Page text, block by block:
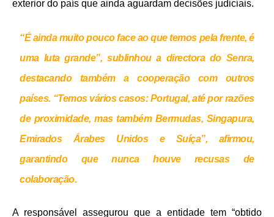
exterior do país que ainda aguardam decisões judiciais.
“É ainda muito pouco face ao que temos pela frente, é
uma luta grande”, sublinhou a directora do Senra,
destacando também a cooperação com outros
países. “Temos vários casos: Portugal, até por razões
de proximidade, mas também Bermudas, Singapura,
Emirados Árabes Unidos e Suíça”, afirmou,
garantindo que nunca houve recusas de
colaboração.
A responsável assegurou que a entidade tem “obtido